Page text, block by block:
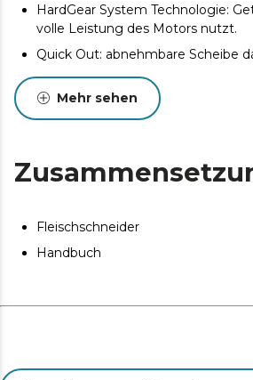
HardGear System Technologie:
volle Leistung des Motors nutzt.
Quick Out: abnehmbare Scheibe
eine einfache Reinigung.
Edelstahl: Schiebeschlitten mit
4 Saugnäpfe: Sie befinden sich an
Mehr sehen
Fleischschneider
Handbuch